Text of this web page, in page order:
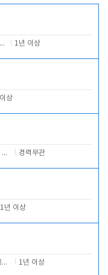
카운터 업무 및 객실관리(청소상태 확인, 객실판매) 1년 이상
상
전반적인 카운터 업무 경력무관
1년 이상
호텔객실 및 공용시설 청소 관리 1년 이상